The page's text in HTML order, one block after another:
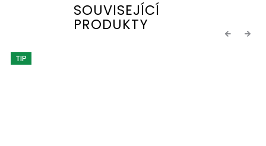
SOUVISEJÍCÍ
PRODUKTY Previous
TIP
Next